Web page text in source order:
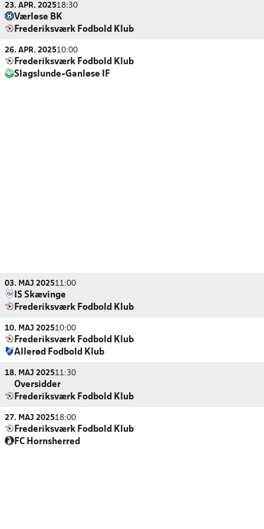
23. APR. 202518:30
Værløse BK
Frederiksværk Fodbold Klub
26. APR. 202510:00
Frederiksværk Fodbold Klub
Slagslunde-Ganløse IF
03. MAJ 202511:00
IS Skævinge
Frederiksværk Fodbold Klub
10. MAJ 202510:00
Frederiksværk Fodbold Klub
Allerød Fodbold Klub
18. MAJ 202511:30
Oversidder
Frederiksværk Fodbold Klub
27. MAJ 202518:00
Frederiksværk Fodbold Klub
FC Hornsherred